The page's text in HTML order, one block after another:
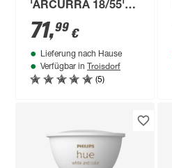
'ARCURRA 18/55'
Power X-Change
ohne Akku und
Ladegerät
71,99 €
Lieferung nach Hause
Verfügbar in Troisdorf
(5)